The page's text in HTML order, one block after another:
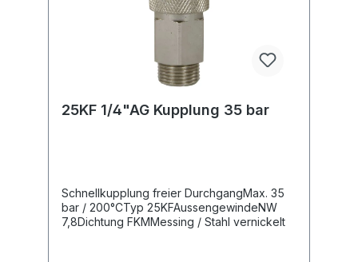
25KF 1/4"AG Kupplung 35 bar
Schnellkupplung freier DurchgangMax. 35
bar / 200°CTyp 25KFAussengewindeNW
7,8Dichtung FKMMessing / Stahl vernickelt